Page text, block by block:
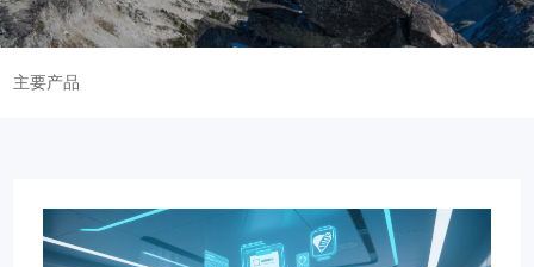
主要产品